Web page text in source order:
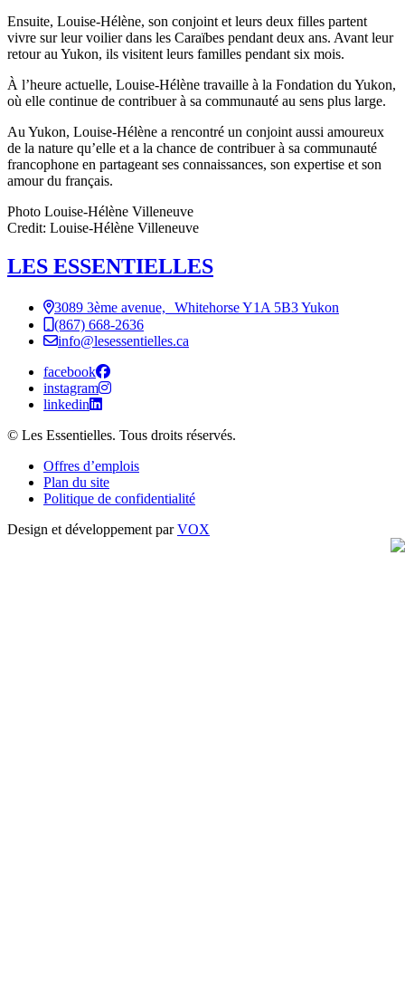
Ensuite, Louise-Hélène, son conjoint et leurs deux filles partent
vivre sur leur voilier dans les Caraïbes pendant deux ans. Avant leur
retour au Yukon, ils visitent leurs familles pendant six mois.
À l’heure actuelle, Louise-Hélène travaille à la Fondation du Yukon,
où elle continue de contribuer à sa communauté au sens plus large.
Au Yukon, Louise-Hélène a rencontré un conjoint aussi amoureux
de la nature qu’elle et a la chance de contribuer à sa communauté
francophone en partageant ses connaissances, son expertise et son
amour du français.
Photo Louise-Hélène Villeneuve
Credit: Louise-Hélène Villeneuve
LES ESSENTIELLES
3089 3ème avenue, Whitehorse Y1A 5B3 Yukon
(867) 668-2636
info@lesessentielles.ca
facebook
instagram
linkedin
© Les Essentielles. Tous droits réservés.
Offres d’emplois
Plan du site
Politique de confidentialité
Design et développement parVOX